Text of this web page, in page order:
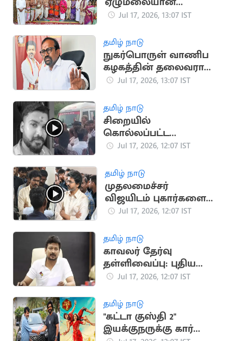
கோவிலில்
நடைபெற்ற ஆனிவார
ஆஸ்தான விழா
Jul 17, 2026, 13:07 IST
தமிழ் நாடு
நுகர்பொருள் வாணிப
கழகத்தின் தலைவராக
அமைச்சர்
நியமனம்
Jul 17, 2026, 13:07 IST
தமிழ் நாடு
சிறையில்
கொல்லப்பட்ட
சபரிவர்மன் உடலுடன்
போராட்டம்
Jul 17, 2026, 12:07 IST
தமிழ் நாடு
முதலமைச்சர்
விஜயிடம் புகார்களை
அடுக்கிய விடுதி
Jul 17, 2026, 12:07 IST
தமிழ் நாடு
காவலர் தேர்வு
தள்ளிவைப்பு: புதிய
அரசுக்கு உதயநிதி
Jul 17, 2026, 12:07 IST
தமிழ் நாடு
"கட்டா குஸ்தி 2"
இயக்குநருக்கு கார்